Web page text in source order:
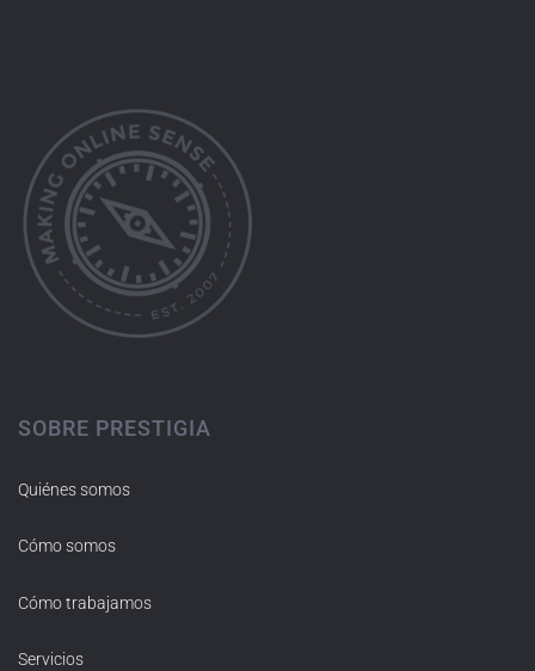
SOBRE PRESTIGIA
Quiénes somos
Cómo somos
Cómo trabajamos
Servicios